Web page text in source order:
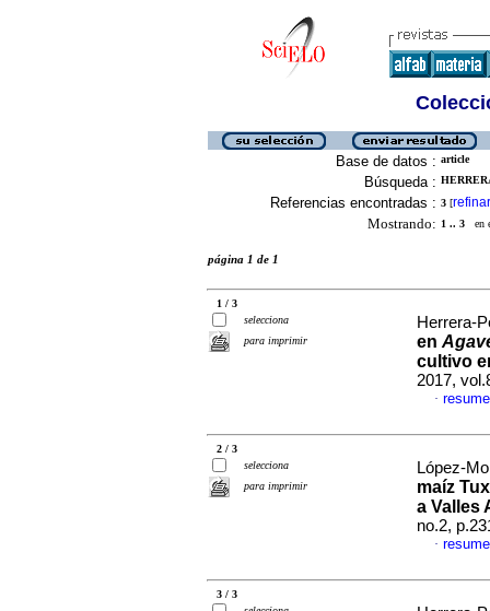
Base de datos : article
Búsqueda :
Referencias encontradas : 3 [refinar
Mostrando: 1 .. 3 en
página 1 de 1
1 / 3
selecciona
para imprimir
Herrera-
en
cultivo
2017,
·
2 / 3
selecciona
para imprimir
López-
maíz
a Valles
no.2,
·
3 / 3